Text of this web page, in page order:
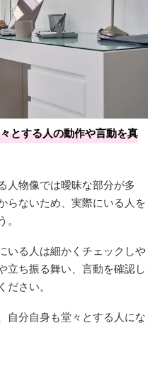
とする人の動作や言動を真
人物像では曖昧な部分が多
らないため、実際にいる人を
いる人は細かくチェックしや
立ち振る舞い、言動を確認し
さい。
自分自身も堂々とする人にな